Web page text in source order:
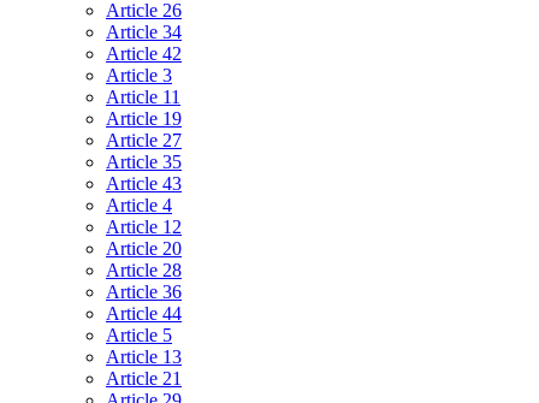
Article 26
Article 34
Article 42
Article 3
Article 11
Article 19
Article 27
Article 35
Article 43
Article 4
Article 12
Article 20
Article 28
Article 36
Article 44
Article 5
Article 13
Article 21